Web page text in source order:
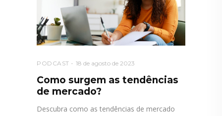
PODCAST 18 de agosto de 2023
Como surgem as tendências
de mercado?
Descubra como as tendências de mercado